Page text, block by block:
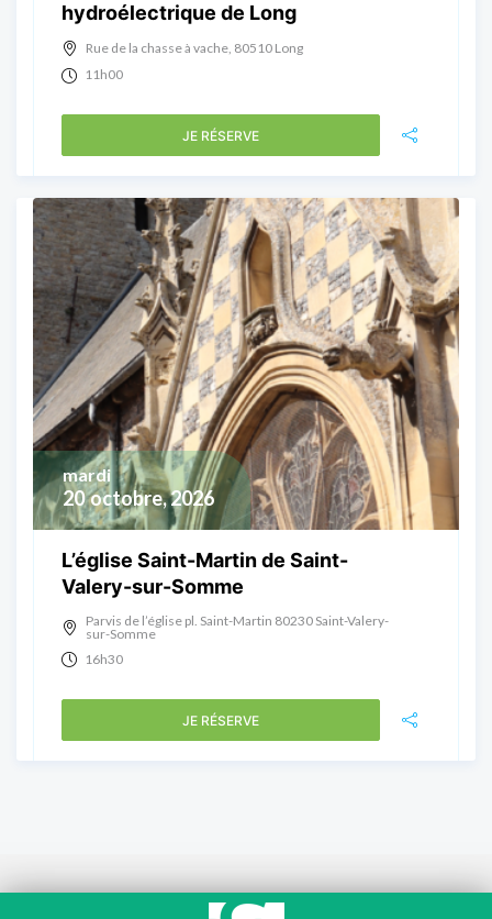
hydroélectrique de Long
Rue de la chasse à vache, 80510 Long
11h00
JE RÉSERVE
20 octobre, 2026
mardi
L’église Saint-Martin de Saint-
Valery-sur-Somme
Parvis de l’église pl. Saint-Martin 80230 Saint-Valery-
sur-Somme
16h30
JE RÉSERVE